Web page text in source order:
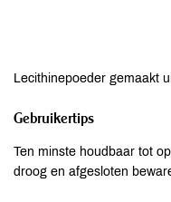
Lecithinepoeder gemaakt
Gebruikertips
Ten minste houdbaar tot
droog en afgesloten